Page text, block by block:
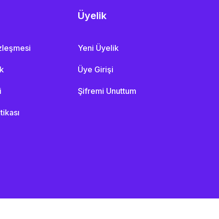
Üyelik
Yeni Üyelik
Üye Girişi
Şifremi Unuttum